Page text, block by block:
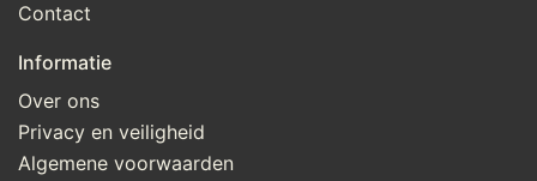
Contact
Informatie
Over ons
Privacy en veiligheid
Algemene voorwaarden